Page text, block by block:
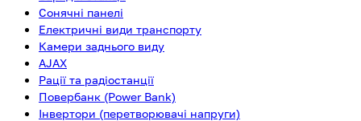
Сонячні панелі
Електричні види транспорту
Камери заднього виду
AJAX
Рації та радіостанції
Повербанк (Power Bank)
Інвертори (перетворювачі напруги)